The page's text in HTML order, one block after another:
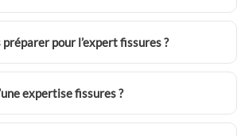
pour l’expert fissures ?
expertise fissures ?